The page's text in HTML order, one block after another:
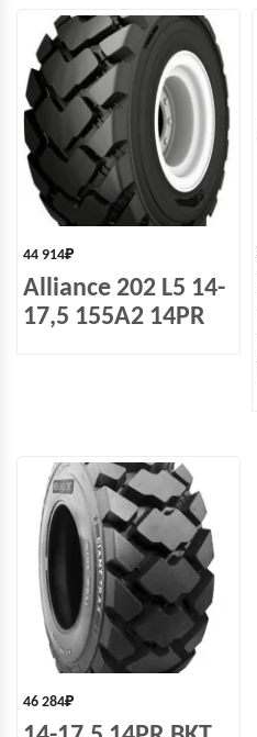
44 914₽
Alliance 202 L5 14-
17,5 155A2 14PR
46 284₽